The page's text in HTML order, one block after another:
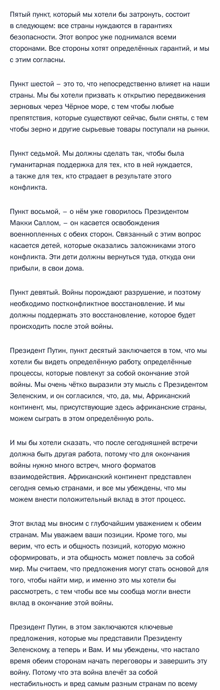
Пятый пункт, который мы хотели бы затронуть, состоит
в следующем: все страны нуждаются в гарантиях
безопасности. Этот вопрос уже поднимался всеми
сторонами. Все стороны хотят определённых гарантий, и мы
с этим согласны.
Пункт шестой – это то, что непосредственно влияет на наши
страны. Мы бы хотели призвать к открытию передвижения
зерновых через Чёрное море, с тем чтобы любые
препятствия, которые существуют сейчас, были сняты, с тем
чтобы зерно и другие сырьевые товары поступали на рынки.
Пункт седьмой. Мы должны сделать так, чтобы была
гуманитарная поддержка для тех, кто в ней нуждается,
а также для тех, кто страдает в результате этого
конфликта.
Пункт восьмой, – о нём уже говорилось Президентом
Макки Саллом, – он касается освобождения
военнопленных с обеих сторон. Связанный с этим вопрос
касается детей, которые оказались заложниками этого
конфликта. Эти дети должны вернуться туда, откуда они
прибыли, в свои дома.
Пункт девятый. Войны порождают разрушение, и поэтому
необходимо постконфликтное восстановление. И мы
должны поддержать это восстановление, которое будет
происходить после этой войны.
Президент Путин, пункт десятый заключается в том, что мы
хотели бы видеть определённую работу, определённые
процессы, которые повлекут за собой окончание этой
войны. Мы очень чётко выразили эту мысль с Президентом
Зеленским, и он согласился, что, да, мы, Африканский
континент, мы, присутствующие здесь африканские страны,
можем сыграть в этом определённую роль.
И мы бы хотели сказать, что после сегодняшней встречи
должна быть другая работа, потому что для окончания
войны нужно много встреч, много форматов
взаимодействия. Африканский континент представлен
сегодня семью странами, и все мы убеждены, что мы
можем внести положительный вклад в этот процесс.
Этот вклад мы вносим с глубочайшим уважением к обеим
странам. Мы уважаем ваши позиции. Кроме того, мы
верим, что есть и общность позиций, которую можно
сформировать, и эта общность может повлечь за собой
мир. Мы считаем, что предложения могут стать основой для
того, чтобы найти мир, и именно это мы хотели бы
рассмотреть, с тем чтобы все мы сообща могли внести
вклад в окончание этой войны.
Президент Путин, в этом заключаются ключевые
предложения, которые мы представили Президенту
Зеленскому, а теперь и Вам. И мы убеждены, что настало
время обеим сторонам начать переговоры и завершить эту
войну. Потому что эта война влечёт за собой
нестабильность и вред самым разным странам по всему